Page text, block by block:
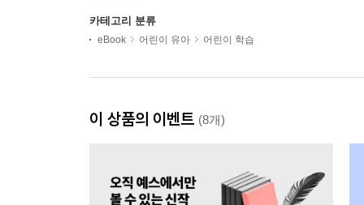
카테고리 분류
eBook 어린이 유아 어린이 학습
이 상품의 이벤트 (8개)